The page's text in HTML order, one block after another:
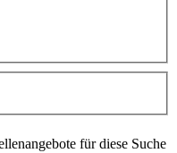
für diese Suche